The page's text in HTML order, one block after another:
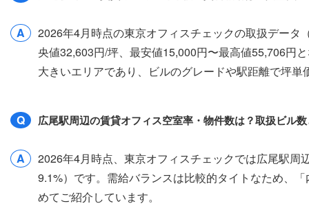
A
2026年4月時点の東京オフィスチェックの取扱デー
央値32,603円/坪、最安値15,000円〜最高値55,706円
大きいエリアであり、ビルのグレードや駅距離で坪
Q 広尾駅周辺の賃貸オフィス空室率・物件数は？取扱ビル
A
2026年4月時点、東京オフィスチェックでは広尾駅
9.1%）です。需給バランスは比較的タイトなため、
めてご紹介しています。